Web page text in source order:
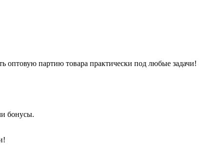
оптовую партию товара практически под любые задачи!
бонусы.